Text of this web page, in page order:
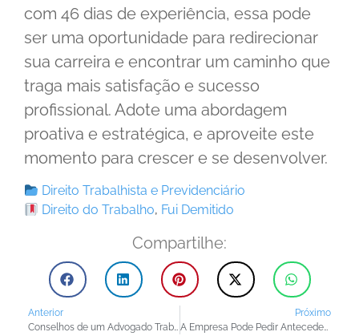
com 46 dias de experiência, essa pode
ser uma oportunidade para redirecionar
sua carreira e encontrar um caminho que
traga mais satisfação e sucesso
profissional. Adote uma abordagem
proativa e estratégica, e aproveite este
momento para crescer e se desenvolver.
Direito Trabalhista e Previdenciário
Direito do Trabalho, Fui Demitido
Compartilhe:
Anterior
Conselhos de um Advogado Trabalhista para Evitar Fraudes em Contratos de Trabalho
Próximo
A Empresa Pode Pedir Antecedentes Criminais? Entenda Seus Direitos e Deveres